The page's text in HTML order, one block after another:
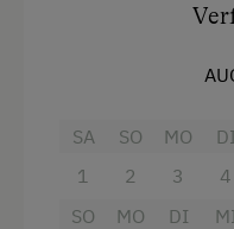
4 Plattenherd
Aussicht auf
Dusche
SA
1
SO
2
MO
3
DI
4
SO
MO
DI